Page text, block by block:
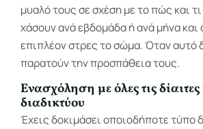
μυαλό τους σε σχέση με το πώς και
χάσουν ανά εβδομάδα ή ανά μήνα και
επιπλέον στρες το σώμα. Όταν αυτό
παρατούν την προσπάθεια τους.
Ενασχόληση με όλες τις
διαδικτύου
Έχεις δοκιμάσει οποιοδήποτε τύπο